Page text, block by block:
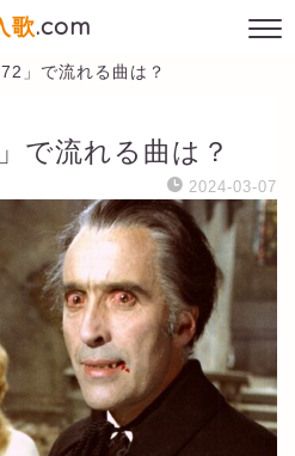
歌.com
」で流れる曲は？
で流れる曲は？
2024-03-07